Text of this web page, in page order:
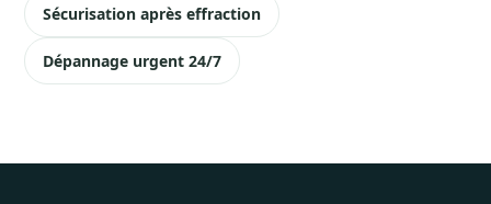
Sécurisation après effraction
Dépannage urgent 24/7